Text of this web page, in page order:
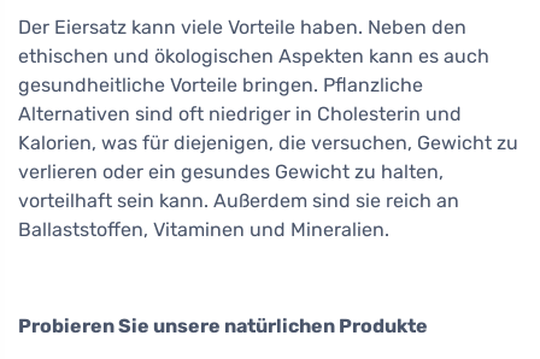
Der Eiersatz kann viele Vorteile haben. Neben den
ethischen und ökologischen Aspekten kann es auch
gesundheitliche Vorteile bringen. Pflanzliche
Alternativen sind oft niedriger in Cholesterin und
Kalorien, was für diejenigen, die versuchen, Gewicht zu
verlieren oder ein gesundes Gewicht zu halten,
vorteilhaft sein kann. Außerdem sind sie reich an
Ballaststoffen, Vitaminen und Mineralien.
Probieren Sie unsere natürlichen Produkte